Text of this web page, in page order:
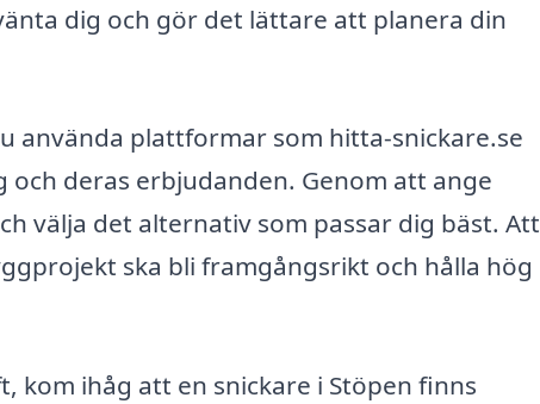
dig och gör det lättare att planera din
använda plattformar som hitta-snickare.se
deras erbjudanden. Genom att ange
välja det alternativ som passar dig bäst. Att
ska bli framgångsrikt och hålla hög
kom ihåg att en snickare i Stöpen finns